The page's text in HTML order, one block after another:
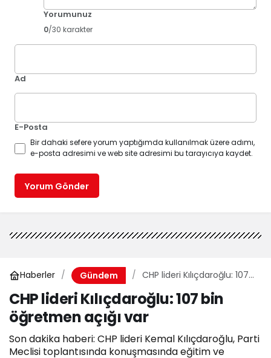
Yorumunuz
0/30 karakter
Ad
E-Posta
Bir dahaki sefere yorum yaptığımda kullanılmak üzere adımı,
e-posta adresimi ve web site adresimi bu tarayıcıya kaydet.
Yorum Gönder
Haberler Gündem
CHP lideri Kılıçdaroğlu: 107
CHP lideri Kılıçdaroğlu: 107 bin
öğretmen açığı var
Son dakika haberi: CHP lideri Kemal Kılıçdaroğlu, Parti
Meclisi toplantısında konuşmasında eğitim ve